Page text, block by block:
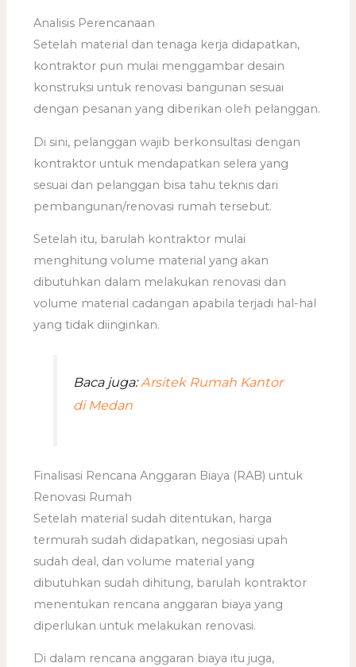
Analisis Perencanaan
Setelah material dan tenaga kerja didapatkan,
kontraktor pun mulai menggambar desain
konstruksi untuk renovasi bangunan sesuai
dengan pesanan yang diberikan oleh pelanggan.
Di sini, pelanggan wajib berkonsultasi dengan
kontraktor untuk mendapatkan selera yang
sesuai dan pelanggan bisa tahu teknis dari
pembangunan/renovasi rumah tersebut.
Setelah itu, barulah kontraktor mulai
menghitung volume material yang akan
dibutuhkan dalam melakukan renovasi dan
volume material cadangan apabila terjadi hal-hal
yang tidak diinginkan.
Baca juga:Arsitek Rumah Kantor
di Medan
Finalisasi Rencana Anggaran Biaya (RAB) untuk
Renovasi Rumah
Setelah material sudah ditentukan, harga
termurah sudah didapatkan, negosiasi upah
sudah deal, dan volume material yang
dibutuhkan sudah dihitung, barulah kontraktor
menentukan rencana anggaran biaya yang
diperlukan untuk melakukan renovasi.
Di dalam rencana anggaran biaya itu juga,